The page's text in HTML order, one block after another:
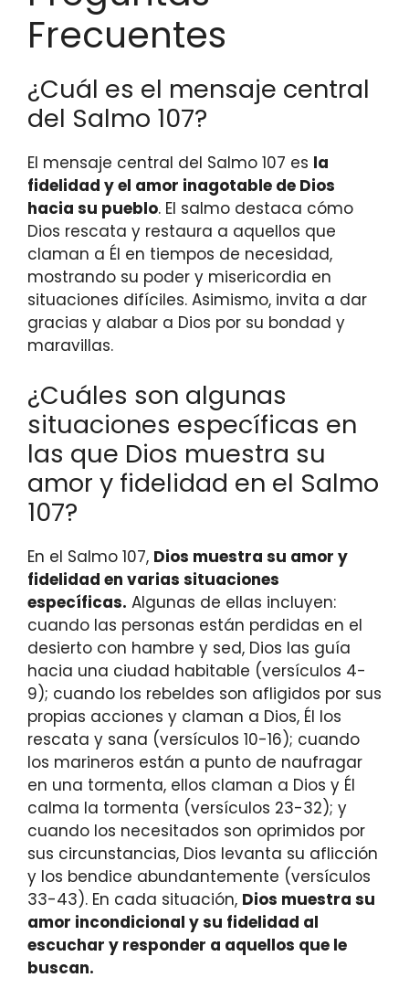
Frecuentes
¿Cuál es el mensaje central
del Salmo 107?
El mensaje central del Salmo 107 es la
fidelidad y el amor inagotable de Dios
hacia su pueblo. El salmo destaca cómo
Dios rescata y restaura a aquellos que
claman a Él en tiempos de necesidad,
mostrando su poder y misericordia en
situaciones difíciles. Asimismo, invita a dar
gracias y alabar a Dios por su bondad y
maravillas.
¿Cuáles son algunas
situaciones específicas en
las que Dios muestra su
amor y fidelidad en el Salmo
107?
En el Salmo 107, Dios muestra su amor y
fidelidad en varias situaciones
específicas. Algunas de ellas incluyen:
cuando las personas están perdidas en el
desierto con hambre y sed, Dios las guía
hacia una ciudad habitable (versículos 4-
9); cuando los rebeldes son afligidos por sus
propias acciones y claman a Dios, Él los
rescata y sana (versículos 10-16); cuando
los marineros están a punto de naufragar
en una tormenta, ellos claman a Dios y Él
calma la tormenta (versículos 23-32); y
cuando los necesitados son oprimidos por
sus circunstancias, Dios levanta su aflicción
y los bendice abundantemente (versículos
33-43). En cada situación, Dios muestra su
amor incondicional y su fidelidad al
escuchar y responder a aquellos que le
buscan.